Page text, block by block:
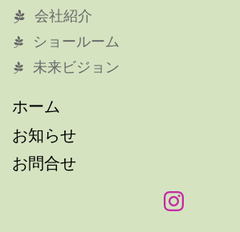
会社紹介
ショールーム
未来ビジョン
ホーム
お知らせ
お問合せ